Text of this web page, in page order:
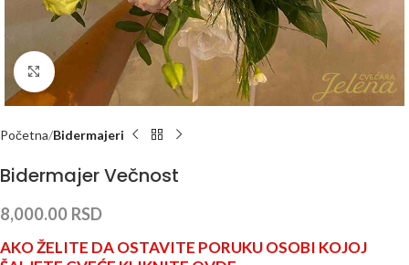
Click to enlarge
Početna Bidermajeri
Bidermajer Večnost
8,000.00 RSD
AKO ŽELITE DA OSTAVITE PORUKU OSOBI KOJOJ